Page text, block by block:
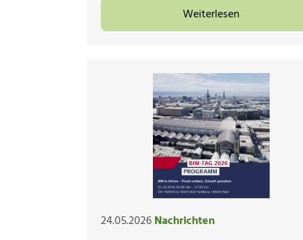
Weiterlesen
24.05.2026Nachrichten